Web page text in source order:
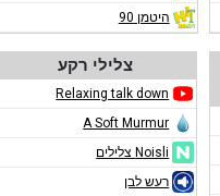
היטמן 90
צלילי רקע
Relaxing talk down
A Soft Murmur
Noisli צלילים
רעש לבן